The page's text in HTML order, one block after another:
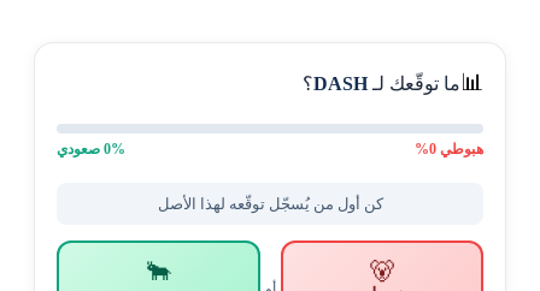
📊 ما توقّعك لـDASH؟
هبوطي0
%
0% صعودي
كن أول من يُسجّل توقّعه لهذا الأصل
🐻
🐂